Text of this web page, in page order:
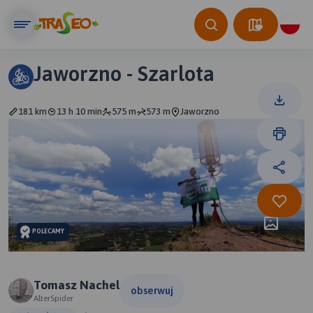
Jaworzno - Szarlota
181 km 13 h 10 min 575 m 573 m Jaworzno
POLECAMY
Tomasz Nachel
AlterSpider
obserwuj